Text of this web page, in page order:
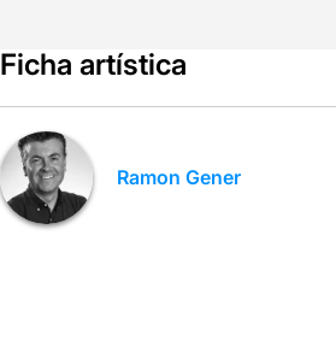
Ficha artística
Ramon Gener